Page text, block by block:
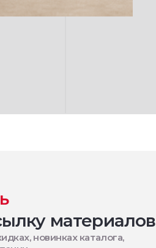
материалов
новинках каталога,